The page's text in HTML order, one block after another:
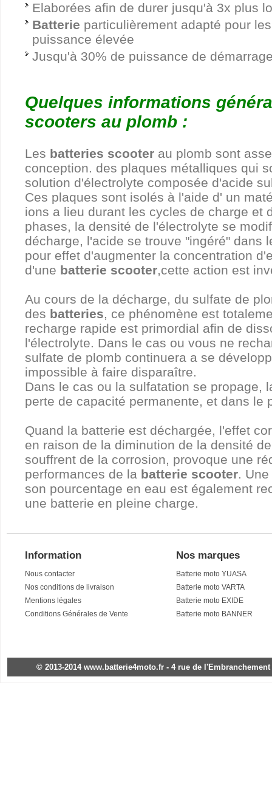
Elaborées afin de durer jusqu'à 3x plus
Batterie particulièrement adapté pour
puissance élevée
Jusqu'à 30% de puissance de
Quelques informations
scooters au plomb :
Les batteries scooter au plomb sont
conception. des plaques métalliques qui
solution d'électrolyte composée d'acide
Ces plaques sont isolés à l'aide d' un
ions a lieu durant les cycles de charge et
phases, la densité de l'électrolyte se
décharge, l'acide se trouve "ingéré" dans
pour effet d'augmenter la concentration
d'une batterie scooter,cette action est
Au cours de la décharge, du sulfate de
des batteries, ce phénomène est
recharge rapide est primordial afin de
l'électrolyte. Dans le cas ou vous ne
sulfate de plomb continuera a se
impossible à faire disparaître.
Dans le cas ou la sulfatation se propage,
perte de capacité permanente, et dans le
Quand la batterie est déchargée, l'effet
en raison de la diminution de la densité
souffrent de la corrosion, provoque une
performances de la batterie scooter.
son pourcentage en eau est également
une batterie en pleine charge.
Information
Nous contacter
Nos conditions de livraison
Mentions légales
Conditions Générales de Vente
Nos marques
Batterie moto YUASA
Batterie moto VARTA
Batterie moto EXIDE
Batterie moto BANNER
© 2013-2014 www.batterie4moto.fr - 4 rue de